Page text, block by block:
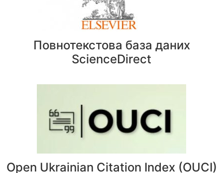
Повнотекстова база даних
ScienceDirect
Open Ukrainian Citation Index (OUCI)